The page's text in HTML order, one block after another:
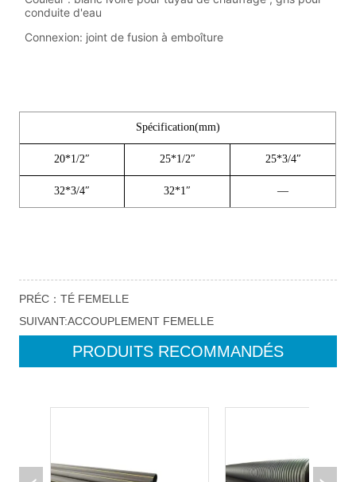
PRÉC：TÉ FEMELLE
SUIVANT:ACCOUPLEMENT FEMELLE
PRODUITS RECOMMANDÉS